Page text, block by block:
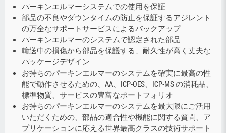
パーキンエルマーシステムでの使用を保証
部品の不良やダウンタイムの防止を保証するアジレント
の万全なサポートサービスによるバックアップ
パーキンエルマーのシステムで認定された部品
輸送中の損傷から部品を保護する、耐久性が高く丈夫な
パッケージデザイン
お持ちのパーキンエルマーのシステムを確実に最高の性
能で動作させるための、AA、ICP-OES、ICP-MS の消耗品、
標準物質、サービスの豊富なポートフォリオ
お持ちのパーキンエルマーのシステムを最大限にご活用
いただくための、部品の適合性や機能に関する質問、ア
プリケーションに応える世界最高クラスの技術サポート